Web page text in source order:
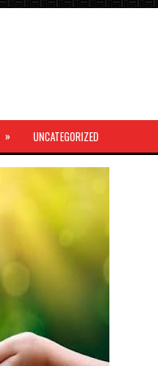
» UNCATEGORIZED